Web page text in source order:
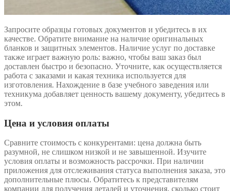
Запросите образцы готовых документов и убедитесь в их
качестве. Обратите внимание на наличие оригинальных
бланков и защитных элементов. Наличие услуг по доставке
также играет важную роль: важно, чтобы ваш заказ был
доставлен быстро и безопасно. Уточните, как осуществляется
работа с заказами и какая техника используется для
изготовления. Нахождение в базе учебного заведения или
техникума добавляет ценность вашему документу, убедитесь в
этом.
Цена и условия оплаты
Сравните стоимость с конкурентами: цена должна быть
разумной, не слишком низкой и не завышенной. Изучите
условия оплаты и возможность рассрочки. При наличии
приложения для отслеживания статуса выполнения заказа, это
дополнительные плюсы. Обратитесь к представителям
компании для получения деталей и уточнения, сколько стоит